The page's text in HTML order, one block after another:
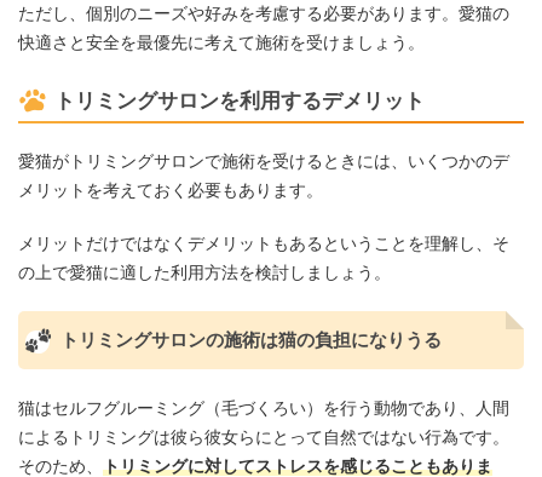
ただし、個別のニーズや好みを考慮する必要があります。愛猫の
快適さと安全を最優先に考えて施術を受けましょう。
トリミングサロンを利用するデメリット
愛猫がトリミングサロンで施術を受けるときには、いくつかのデ
メリットを考えておく必要もあります。
メリットだけではなくデメリットもあるということを理解し、そ
の上で愛猫に適した利用方法を検討しましょう。
トリミングサロンの施術は猫の負担になりうる
猫はセルフグルーミング（毛づくろい）を行う動物であり、人間
によるトリミングは彼ら彼女らにとって自然ではない行為です。
そのため、 トリミングに対してストレスを感じることもありま